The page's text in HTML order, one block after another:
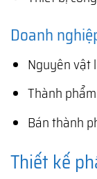
Doanh
Nguyên vật
Thành
Bán thành
Thiết kế